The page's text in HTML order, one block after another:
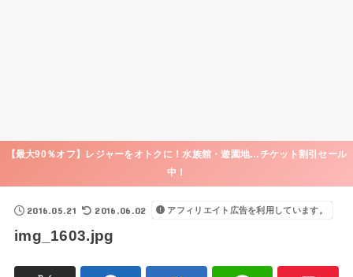
【最大90％オフ】レジャーをオトクに！水族館・遊園地…チケット割引セール
中！
2016.05.21 2016.06.02 アフィリエイト広告を利用しています。
img_1603.jpg